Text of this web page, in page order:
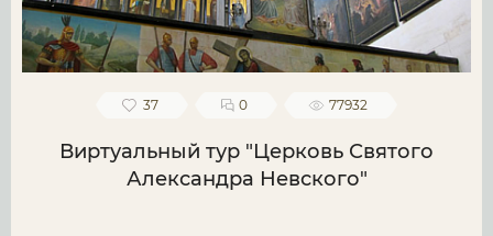
37 0 77932
Виртуальный тур "Церковь Святого
Александра Невского"